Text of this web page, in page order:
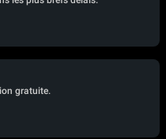
gratuite.